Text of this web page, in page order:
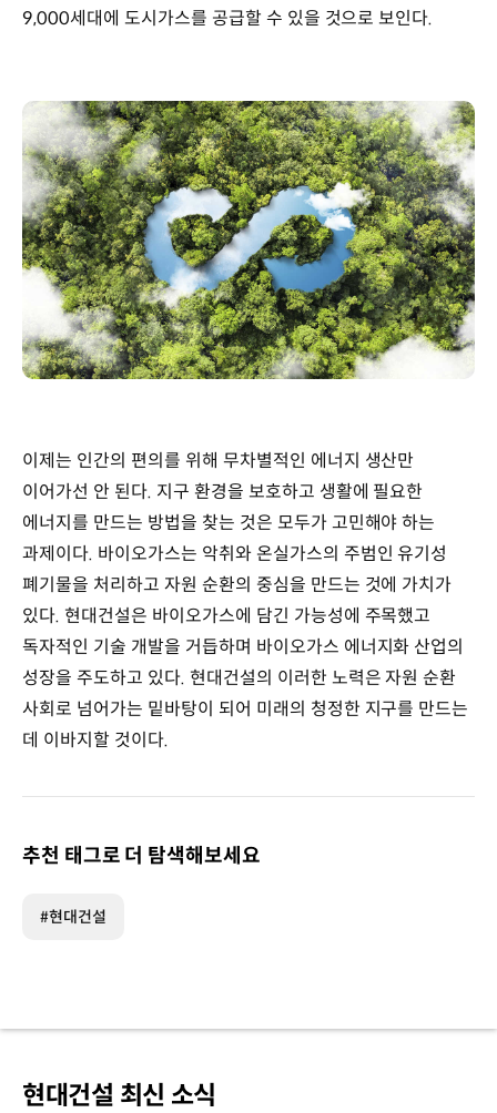
9,000세대에 도시가스를 공급할 수 있을 것으로 보인다.
이제는 인간의 편의를 위해 무차별적인 에너지 생산만
이어가선 안 된다. 지구 환경을 보호하고 생활에 필요한
에너지를 만드는 방법을 찾는 것은 모두가 고민해야 하는
과제이다. 바이오가스는 악취와 온실가스의 주범인 유기성
폐기물을 처리하고 자원 순환의 중심을 만드는 것에 가치가
있다. 현대건설은 바이오가스에 담긴 가능성에 주목했고
독자적인 기술 개발을 거듭하며 바이오가스 에너지화 산업의
성장을 주도하고 있다. 현대건설의 이러한 노력은 자원 순환
사회로 넘어가는 밑바탕이 되어 미래의 청정한 지구를 만드는
데 이바지할 것이다.
추천 태그로 더 탐색해보세요
#현대건설
현대건설 최신 소식